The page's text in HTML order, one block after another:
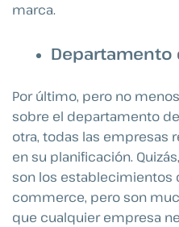
marca.
Departamento
Por último, pero no
sobre el departamento
otra, todas las empresas
en su planificación.
son los establecimientos
commerce, pero son
que cualquier empresa